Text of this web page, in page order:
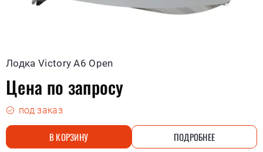
Лодка Victory A6 Open
Цена по запросу
под заказ
В КОРЗИНУ ПОДРОБНЕЕ